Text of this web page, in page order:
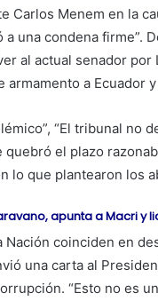
Carlos Menem en la
una condena firme”.
al actual senador
a Ecuador y
“El tribunal no
el plazo
lo que plantearon los
apunta a Macri y
Nación coinciden en
una carta al
“Esto no es